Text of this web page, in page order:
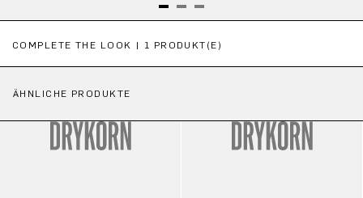
COMPLETE THE LOOK | 1 PRODUKT(E)
ÄHNLICHE PRODUKTE